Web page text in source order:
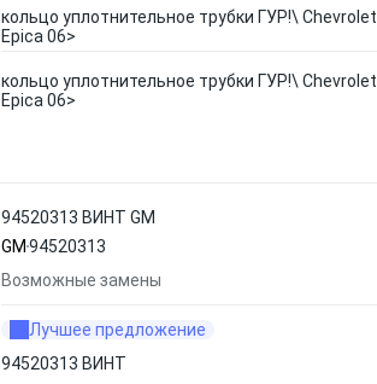
кольцо уплотнительное трубки ГУР!\ Chevrolet
Epica 06>
кольцо уплотнительное трубки ГУР!\ Chevrolet
Epica 06>
94520313 ВИНТ GM
GM 94520313
Возможные замены
Лучшее предложение
94520313 ВИНТ